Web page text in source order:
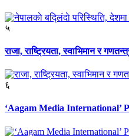
५
राजा, राष्ट्रियता, स्वाभिमान र
६
‘Aagam Media International’